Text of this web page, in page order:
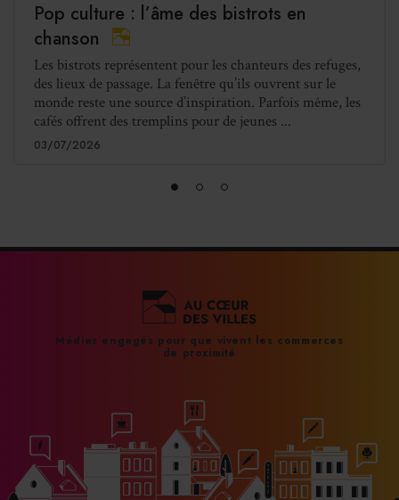
Pop culture : l’âme des bistrots en
chanson
Les bistrots représentent pour les chanteurs des refuges,
des lieux de passage. La fenêtre qu’ils ouvrent sur le
monde reste une source d’inspiration. Parfois même, les
cafés offrent des tremplins pour de jeunes ...
03/07/2026
Médias engagés pour que vivent les commerces
de proximité